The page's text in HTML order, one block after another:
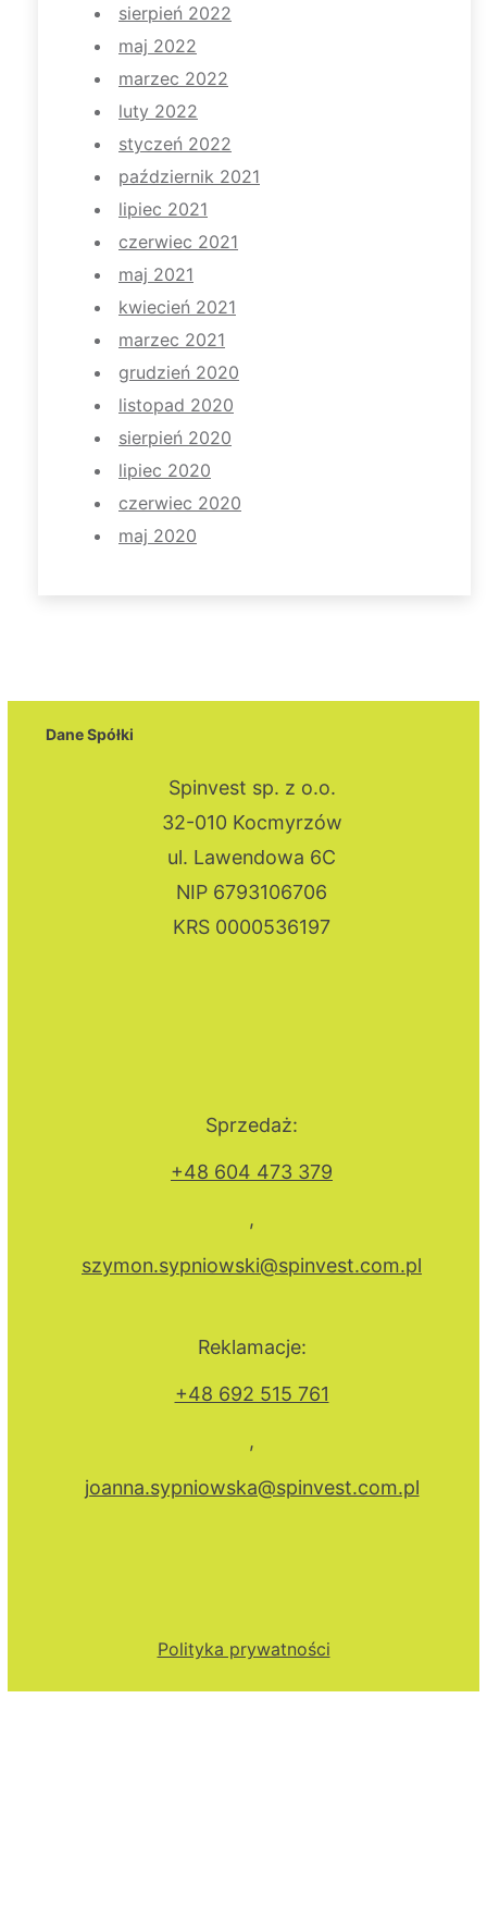
sierpień 2022
maj 2022
marzec 2022
luty 2022
styczeń 2022
październik 2021
lipiec 2021
czerwiec 2021
maj 2021
kwiecień 2021
marzec 2021
grudzień 2020
listopad 2020
sierpień 2020
lipiec 2020
czerwiec 2020
maj 2020
Dane Spółki
Spinvest sp. z o.o.
32-010 Kocmyrzów
ul. Lawendowa 6C
NIP 6793106706
KRS 0000536197
Sprzedaż:
+48 604 473 379
,
szymon.sypniowski@spinvest.com.pl
Reklamacje:
+48 692 515 761
,
joanna.sypniowska@spinvest.com.pl
Polityka prywatności